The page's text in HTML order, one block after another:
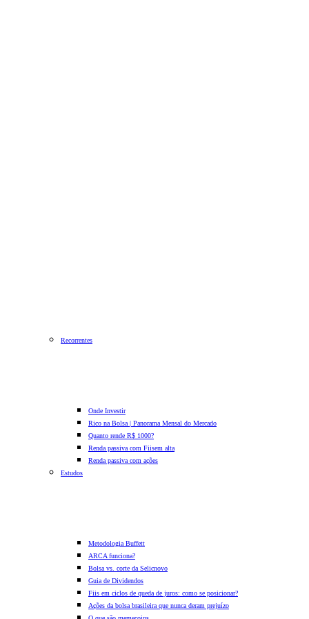
Recorrentes
Onde Investir
Rico na Bolsa | Panorama Mensal do Mercado
Quanto rende R$ 1000?
Renda passiva com Fiisem alta
Renda passiva com ações
Estudos
Metodologia Buffett
ARCA funciona?
Bolsa vs. corte da Selicnovo
Guia de Dividendos
Fiis em ciclos de queda de juros: como se posicionar?
Ações da bolsa brasileira que nunca deram prejuízo